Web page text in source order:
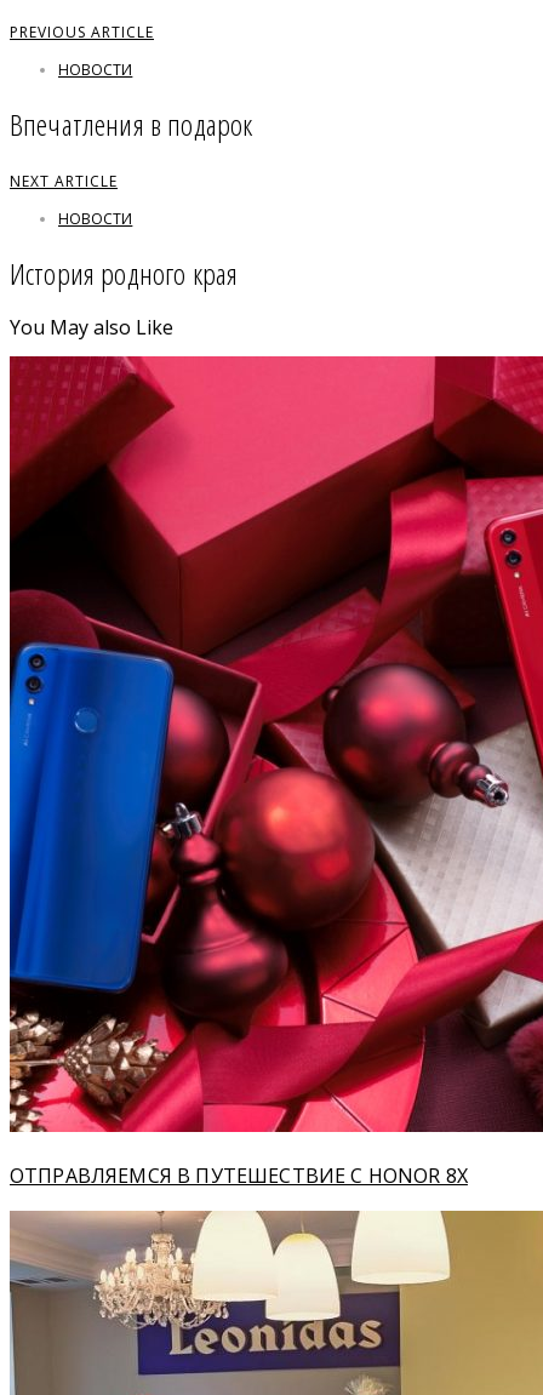
PREVIOUS ARTICLE
НОВОСТИ
Впечатления в подарок
NEXT ARTICLE
НОВОСТИ
История родного края
You May also Like
ОТПРАВЛЯЕМСЯ В ПУТЕШЕСТВИЕ C HONOR 8X